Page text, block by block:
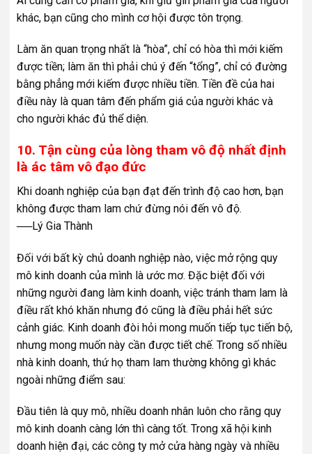
khác, bạn cũng cho mình cơ hội được tôn trọng.
Làm ăn quan trọng nhất là “hòa”, chỉ có hòa thì mới kiếm
được tiền; làm ăn thì phải chú ý đến “tổng”, chỉ có đường
bằng phẳng mới kiếm được nhiều tiền. Tiền đề của hai
điều này là quan tâm đến phẩm giá của người khác và
cho người khác đủ thể diện.
10. Tận cùng của lòng tham vô độ nhất định
là ác tâm vô đạo đức
Khi doanh nghiệp của bạn đạt đến trình độ cao hơn, bạn
không được tham lam chứ đừng nói đến vô độ.
──Lý Gia Thành
Đối với bất kỳ chủ doanh nghiệp nào, việc mở rộng quy
mô kinh doanh của mình là ước mơ. Đặc biệt đối với
những người đang làm kinh doanh, việc tránh tham lam là
điều rất khó khăn nhưng đó cũng là điều phải hết sức
cảnh giác. Kinh doanh đòi hỏi mong muốn tiếp tục tiến bộ,
nhưng mong muốn này cần được tiết chế. Trong số nhiều
nhà kinh doanh, thứ họ tham lam thường không gì khác
ngoài những điểm sau:
Đầu tiên là quy mô, nhiều doanh nhân luôn cho rằng quy
mô kinh doanh càng lớn thì càng tốt. Trong xã hội kinh
doanh hiện đại, các công ty mở cửa hàng ngày và nhiều